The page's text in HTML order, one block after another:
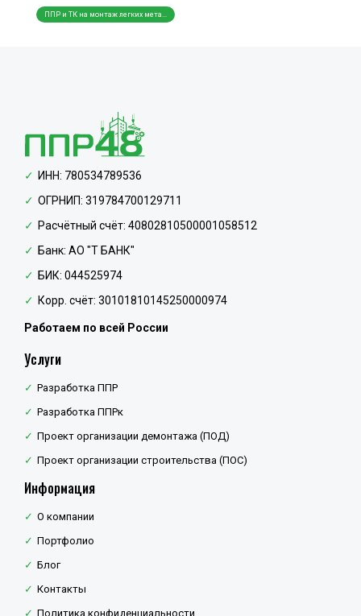
ППР и ТК на монтаж легких мета...
ППР и ТК на монтаж металлическ...
ИНН: 780534789536
ОГРНИП: 319784700129711
Расчётный счёт: 40802810500001058512
Банк: АО "Т БАНК"
БИК: 044525974
Корр. счёт: 30101810145250000974
Работаем по всей России
Услуги
Разработка ППР
Разработка ППРк
Проект организации демонтажа (ПОД)
Проект организации строительства (ПОС)
Информация
О компании
Портфолио
Блог
Контакты
Политика конфиденциальности